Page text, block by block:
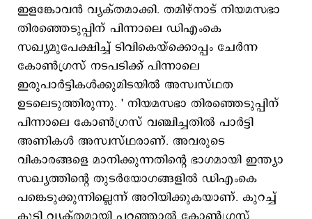
ഇളങ്കോവന്‍ വ്യക്തമാക്കി. തമിഴ്നാട് നിയമസഭാ
തിരഞ്ഞെടുപ്പിന് പിന്നാലെ ഡിഎംകെ
സഖ്യമുപേക്ഷിച്ച് ടിവികെയ്ക്കൊപ്പം ചേര്‍ന്ന
കോണ്‍ഗ്രസ് നടപടിക്ക് പിന്നാലെ
ഇരുപാര്‍ട്ടികള്‍ക്കുമിടയില്‍ അസ്വസ്ഥത
ഉടലെടുത്തിരുന്നു. ' നിയമസഭാ തിരഞ്ഞെടുപ്പിന്
പിന്നാലെ കോണ്‍ഗ്രസ് വഞ്ചിച്ചതില്‍ പാര്‍ട്ടി
അണികള്‍ അസ്വസ്ഥരാണ്. അവരുടെ
വികാരങ്ങളെ മാനിക്കുന്നതിന്‍റെ ഭാഗമായി ഇന്ത്യാ
സഖ്യത്തിന്‍റെ തുടര്‍യോഗങ്ങളില്‍ ഡിഎംകെ
പങ്കെടുക്കുന്നില്ലെന്ന് അറിയിക്കുകയാണ്. കുറച്ച്